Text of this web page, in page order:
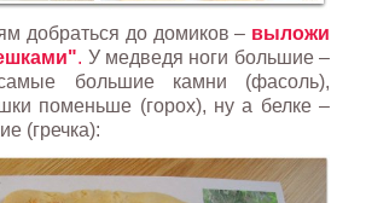
добраться до домиков – выложи
. У медведя ноги большие –
большие камни (фасоль),
поменьше (горох), ну а белке –
(гречка):